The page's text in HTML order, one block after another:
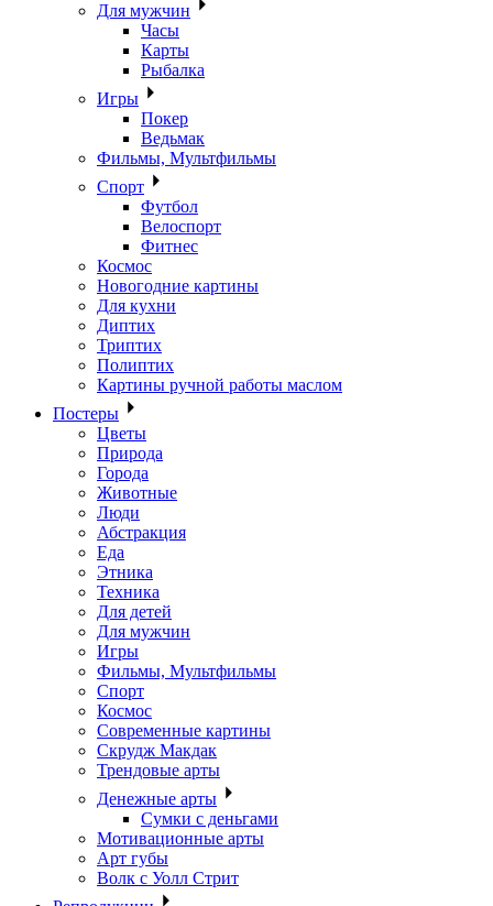
Для мужчин
Часы
Карты
Рыбалка
Игры
Покер
Ведьмак
Фильмы, Мультфильмы
Спорт
Футбол
Велоспорт
Фитнес
Космос
Новогодние картины
Для кухни
Диптих
Триптих
Полиптих
Картины ручной работы маслом
Постеры
Цветы
Природа
Города
Животные
Люди
Абстракция
Еда
Этника
Техника
Для детей
Для мужчин
Игры
Фильмы, Мультфильмы
Спорт
Космос
Современные картины
Скрудж Макдак
Трендовые арты
Денежные арты
Сумки с деньгами
Мотивационные арты
Арт губы
Волк с Уолл Стрит